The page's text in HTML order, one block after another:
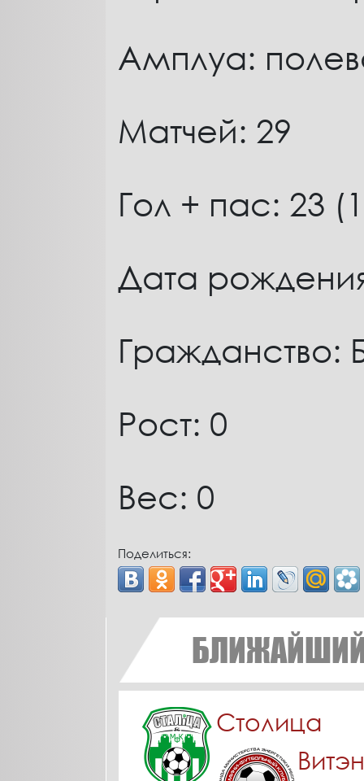
Амплуа:
Матчей: 29
Гол + пас: 23
Дата
Гражданство:
Рост: 0
Вес: 0
Поделиться:
Столица
Витэн